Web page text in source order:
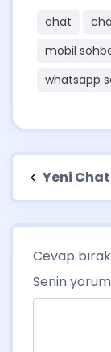
chat
mobil
whatsapp
Yeni
Cevap
Senin